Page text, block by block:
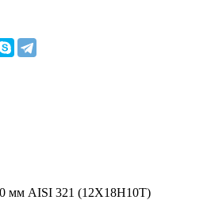
мм AISI 321 (12Х18Н10Т)